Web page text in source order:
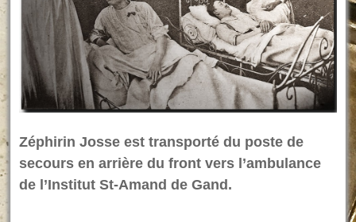
Zéphirin Josse est transporté du poste de
secours en arrière du front vers l’ambulance
de l’Institut St-Amand de Gand.